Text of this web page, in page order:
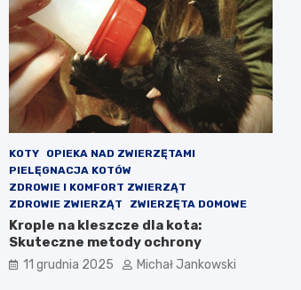
KOTY
OPIEKA NAD ZWIERZĘTAMI
PIELĘGNACJA KOTÓW
ZDROWIE I KOMFORT ZWIERZĄT
ZDROWIE ZWIERZĄT
ZWIERZĘTA DOMOWE
Krople na kleszcze dla kota:
Skuteczne metody ochrony
11 grudnia 2025 Michał Jankowski